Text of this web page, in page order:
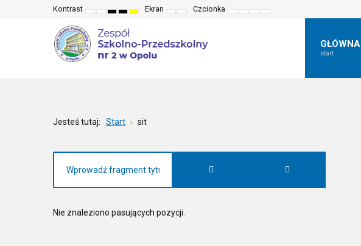
Kontrast
Default
NightHigh
black
white
mode
High
black
yellow
mode
High
mode
Ekran
FixedWide
Czcionka
SetSetMake
Set
GŁÓWNA
start
Jesteś tutaj: Start sit
Nie znaleziono pasujących pozycji.